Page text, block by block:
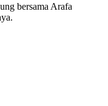
bersama Arafa